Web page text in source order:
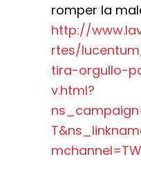
romper la
http://
rtes/
tira-orgullo-
v.html?
mchannel=TW